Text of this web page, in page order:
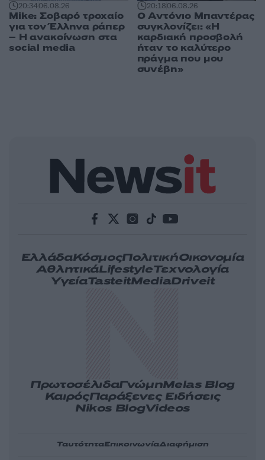
20:3406.08.26
Mike: Σοβαρό τροχαίο
για τον Έλληνα ράπερ
– Η ανακοίνωση στα
social media
20:1806.08.26
Ο Αντόνιο Μπαντέρας
συγκλονίζει: «Η
καρδιακή προσβολή
ήταν το καλύτερο
πράγμα που μου
συνέβη»
ΕλλάδαΚόσμοςΠολιτικήΟικονομία
ΑθλητικάLifestyleΤεχνολογία
ΥγείαTasteitMediaDriveit
ΠρωτοσέλιδαΓνώμηMelas Blog
ΚαιρόςΠαράξενες Ειδήσεις
Nikos BlogVideos
ΤαυτότηταΕπικοινωνίαΔιαφήμιση